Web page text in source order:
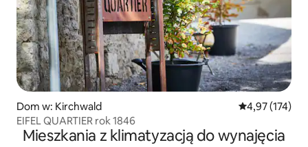
Dom w: Kirchwald Średnia
4,97 (174)
EIFEL QUARTIER rok 1846
Mieszkania z klimatyzacją do wynajęcia